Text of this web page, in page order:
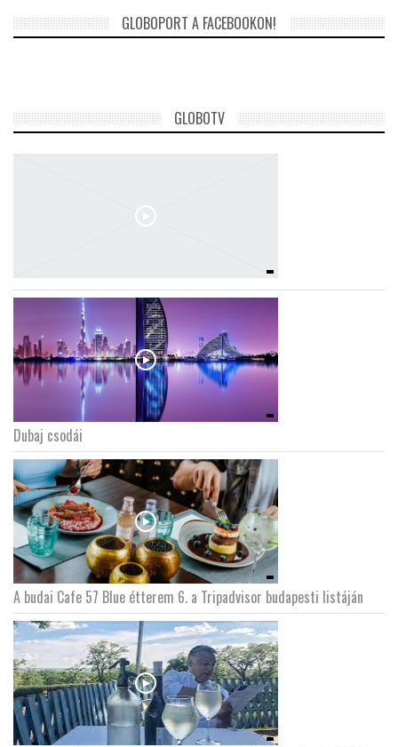
GLOBOPORT A FACEBOOKON!
GLOBOTV
Dubaj csodái
A budai Cafe 57 Blue étterem 6. a Tripadvisor budapesti listáján